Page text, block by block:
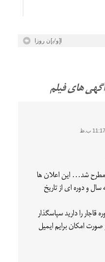
ا[و/ی‍]ن روزا
های فیلم
مطرح شد… این اعلان ها
و دوره ای از تاریخ
قاجار را دارید سپاسگذار
امکان برایم ایمیل